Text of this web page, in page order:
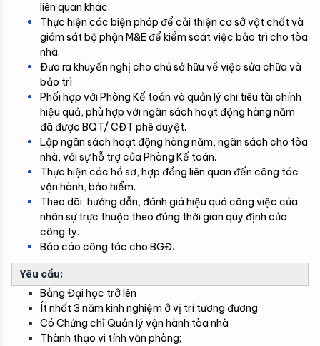
liên quan khác.
Thực hiện các biện pháp để cải thiện cơ sở vật chất và
giám sát bộ phận M&E để kiểm soát việc bảo trì cho tòa
nhà.
Đưa ra khuyến nghị cho chủ sở hữu về việc sửa chữa và
bảo trì
Phối hợp với Phòng Kế toán và quản lý chi tiêu tài chính
hiệu quả, phù hợp với ngân sách hoạt động hàng năm
đã được BQT/ CĐT phê duyệt.
Lập ngân sách hoạt động hàng năm, ngân sách cho tòa
nhà, với sự hỗ trợ của Phòng Kế toán.
Thực hiện các hồ sơ, hợp đồng liên quan đến công tác
vận hành, bảo hiểm.
Theo dõi, hướng dẫn, đánh giá hiệu quả công việc của
nhân sự trực thuộc theo đúng thời gian quy định của
công ty.
Báo cáo công tác cho BGĐ.
Yêu cầu:
Bằng Đại học trở lên
Ít nhất 3 năm kinh nghiệm ở vị trí tương đương
Có Chứng chỉ Quản lý vận hành tòa nhà
Thành thạo vi tính văn phòng;